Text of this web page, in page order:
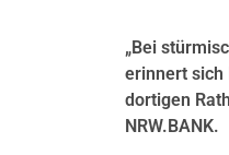
„Bei
erinnert sich
dortigen
NRW.BANK.